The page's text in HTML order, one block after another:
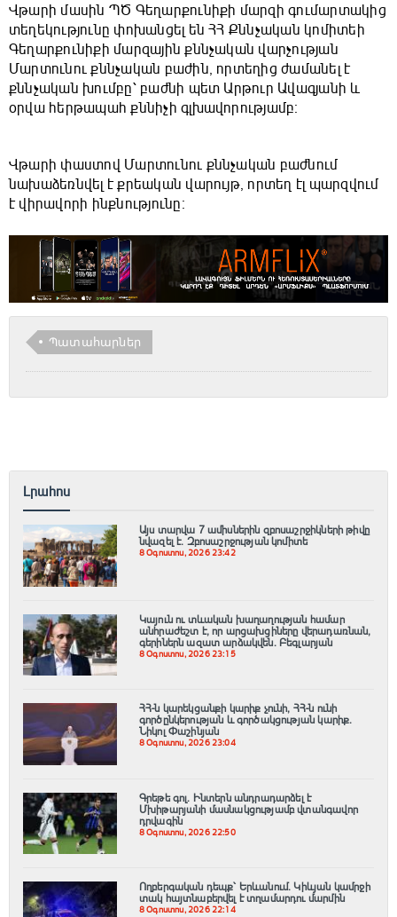
Վթարի մասին ՊԾ Գեղարքունիքի մարզի գումարտակից
տեղեկությունը փոխանցել են ՀՀ Քննչական կոմիտեի
Գեղարքունիքի մարզային քննչական վարչության
Մարտունու քննչական բաժին, որտեղից ժամանել է
քննչական խումբը՝ բաժնի պետ Արթուր Ավագյանի և
օրվա հերթապահ քննիչի գլխավորությամբ։
Վթարի փաստով Մարտունու քննչական բաժնում
նախաձեռնվել է քրեական վարույթ, որտեղ էլ պարզվում
է վիրավորի ինքնությունը։
Պատահարներ
Լրահոս
Այս տարվա 7 ամիսներին զբոսաշրջիկների թիվը
նվազել է. Զբոսաշրջության կոմիտե
8 Օգոստոս, 2026 23:42
Կայուն ու տևական խաղաղության համար
անհրաժեշտ է, որ արցախցիները վերադառնան,
գերիներն ազատ արձակվեն․ Բեգլարյան
8 Օգոստոս, 2026 23:15
ՀՀ-ն կարեկցանքի կարիք չունի, ՀՀ-ն ունի
գործընկերության և գործակցության կարիք․
Նիկոլ Փաշինյան
8 Օգոստոս, 2026 23:04
Գրեթե գոլ. Ինտերն անդրադարձել է
Մխիթարյանի մասնակցությամբ վտանգավոր
դրվագին
8 Օգոստոս, 2026 22:50
Ողբերգական դեպք՝ Երևանում․ Կիևյան կամրջի
տակ հայտնաբերվել է տղամարդու մարմին
8 Օգոստոս, 2026 22:14